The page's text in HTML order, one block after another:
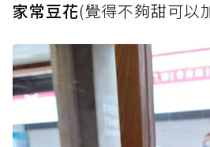
家常豆花(覺得不夠甜可以